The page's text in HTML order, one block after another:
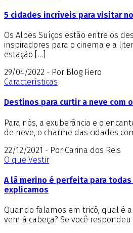
5 cidades incríveis para visitar
Os Alpes Suíços estão entre os
inspiradores para o cinema e a
estação […]
29/04/2022 - Por Blog Fiero
Características
Destinos para curtir a neve com
Para nós, a exuberância e o
de neve, o charme das cidades
22/12/2021 - Por Carina dos Reis
O que Vestir
A lã merino é perfeita para
explicamos
Quando falamos em tricô, qual é
vem à cabeça? Se você